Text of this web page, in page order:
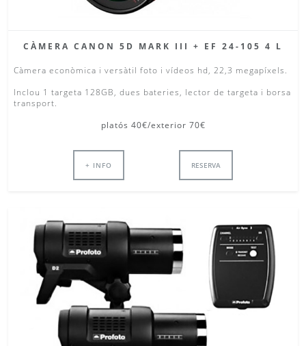
CÀMERA CANON 5D MARK III + EF 24-105 4 L
Càmera econòmica i versàtil foto i vídeos hd, 22,3 megapíxels.
Inclou 1 targeta 128GB, dues bateries, lector de targeta i borsa
transport.
platós 40€/exterior 70€
+ INFO RESERVA